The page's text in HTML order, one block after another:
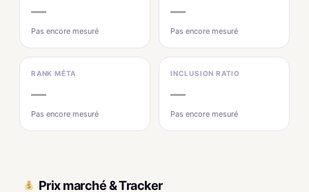
—
Pas encore mesuré
—
Pas encore mesuré
RANK MÉTA
—
Pas encore mesuré
INCLUSION RATIO
—
Pas encore mesuré
Prix marché & Tracker